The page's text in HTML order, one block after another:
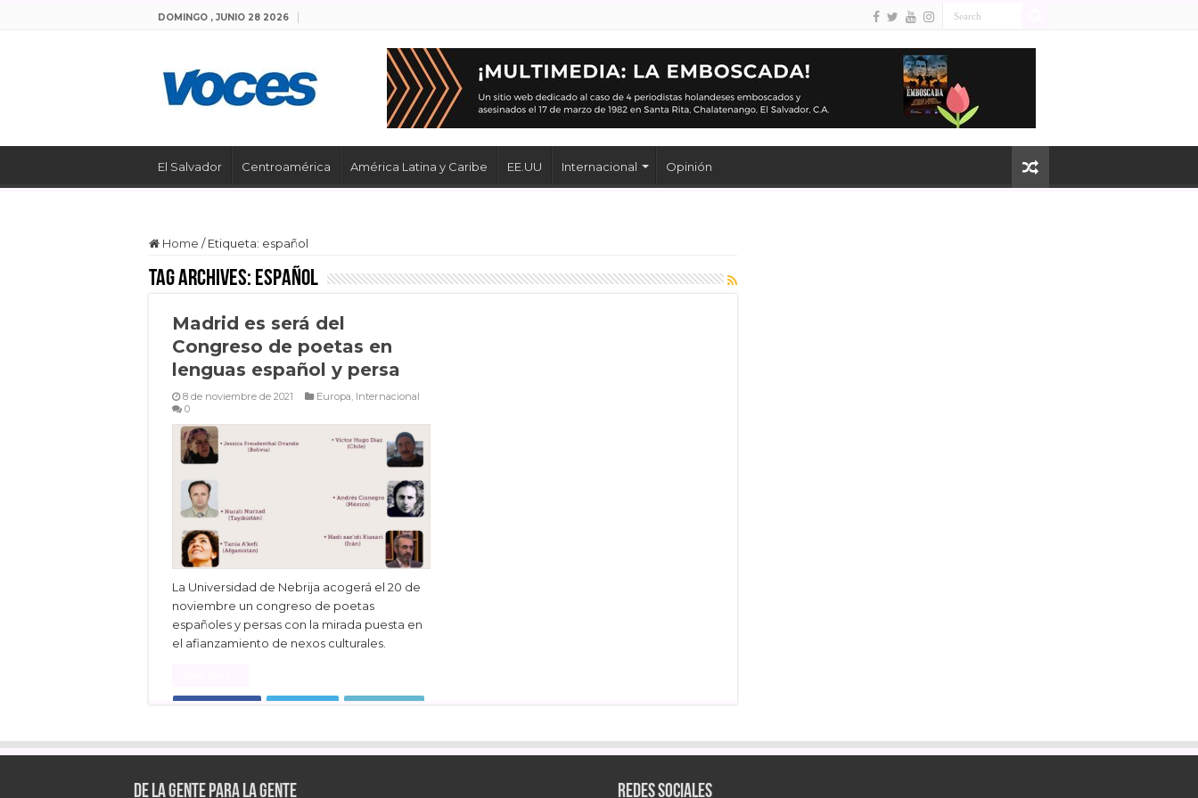
DOMINGO , JUNIO 28 2026
El Salvador Centroamérica América Latina y Caribe EE.UU Internacional Opinión
Home / Etiqueta: español
Tag Archives: español
Madrid es será del
Congreso de poetas en
lenguas español y persa
8 de noviembre de 2021 Europa, Internacional
0
La Universidad de Nebrija acogerá el 20 de
noviembre un congreso de poetas
españoles y persas con la mirada puesta en
el afianzamiento de nexos culturales.
De la gente para la gente Redes sociales